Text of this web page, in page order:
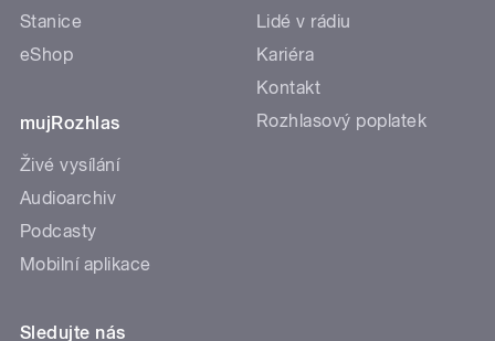
Stanice
eShop
mujRozhlas
Živé vysílání
Audioarchiv
Podcasty
Mobilní aplikace
Lidé v rádiu
Kariéra
Kontakt
Rozhlasový poplatek
Sledujte nás